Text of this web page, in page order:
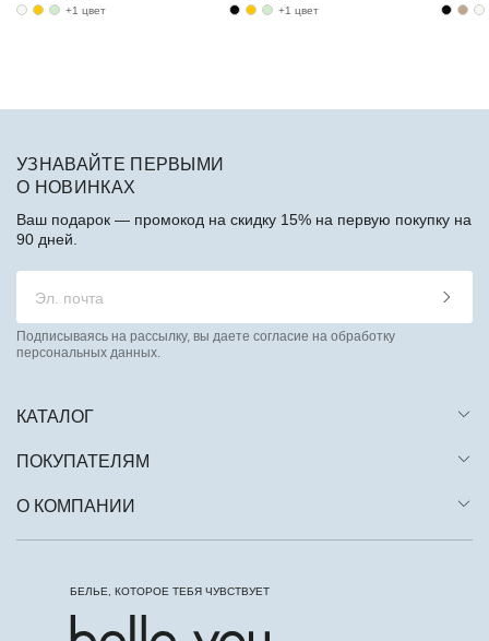
+1 цвет
+1 цвет
КАТАЛОГ
ПОКУПАТЕЛЯМ
О КОМПАНИИ
УЗНАВАЙТЕ ПЕРВЫМИ
О НОВИНКАХ
Ваш подарок — промокод на скидку 15% на первую покупку на
90 дней.
Подписываясь на рассылку, вы даете согласие на обработку
персональных данных.
БЕЛЬЕ, КОТОРОЕ ТЕБЯ ЧУВСТВУЕТ